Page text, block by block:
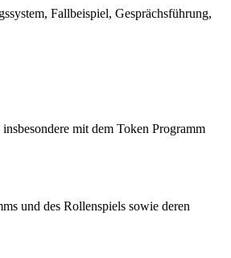
Fallbeispiel, Gesprächsführung,
mit dem Token Programm
und des Rollenspiels sowie deren